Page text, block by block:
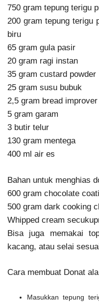
750 gram tepung terigu
200 gram tepung terigu
biru
65 gram gula pasir
20 gram ragi instan
35 gram custard powder
25 gram susu bubuk
2,5 gram bread improver
5 gram garam
3 butir telur
130 gram mentega
400 ml air es
Bahan untuk menghias
600 gram chocolate
500 gram dark cooking
Whipped cream
Bisa juga memakai
kacang, atau selai
Cara membuat Donat
Masukkan tepung